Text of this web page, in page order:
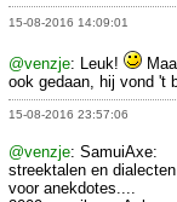
15-08-2016 14:09:01
@venzje: Leuk!
ook gedaan, hij vond 't
15-08-2016 23:57:06
@venzje: SamuiAxe:
streektalen en
voor anekdotes....